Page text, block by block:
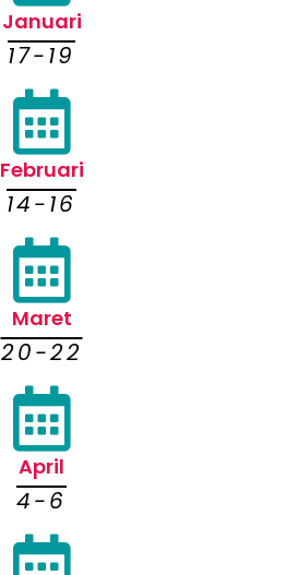
Januari
17-19
Februari
14-16
Maret
20-22
April
4-6